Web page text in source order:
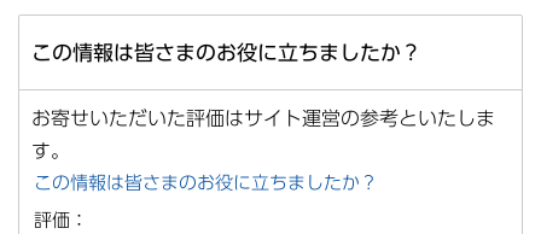
この情報は皆さまのお役に立ちましたか？
お寄せいただいた評価はサイト運営の参考といたしま
す。
この情報は皆さまのお役に立ちましたか？
評価：